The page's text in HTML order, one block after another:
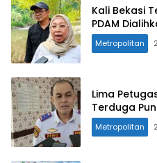
Kali Bekasi
PDAM
Metropolitan
Lima
Terduga
Metropolitan